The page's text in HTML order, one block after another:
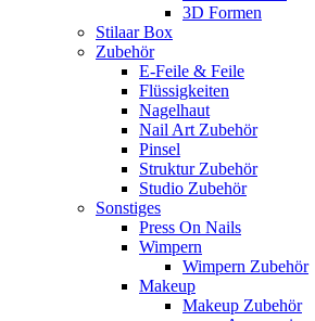
3D Formen
Stilaar Box
Zubehör
E-Feile & Feile
Flüssigkeiten
Nagelhaut
Nail Art Zubehör
Pinsel
Struktur Zubehör
Studio Zubehör
Sonstiges
Press On Nails
Wimpern
Wimpern Zubehör
Makeup
Makeup Zubehör